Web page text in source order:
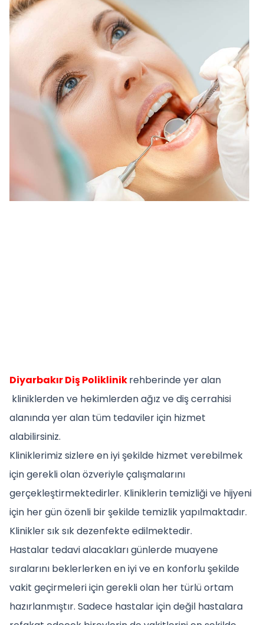
Diyarbakır Diş Poliklinikrehberinde yer alan
kliniklerden ve hekimlerden ağız ve diş cerrahisi
alanında yer alan tüm tedaviler için hizmet
alabilirsiniz.
Kliniklerimiz sizlere en iyi şekilde hizmet verebilmek
için gerekli olan özveriyle çalışmalarını
gerçekleştirmektedirler. Kliniklerin temizliği ve hijyeni
için her gün özenli bir şekilde temizlik yapılmaktadır.
Klinikler sık sık dezenfekte edilmektedir.
Hastalar tedavi alacakları günlerde muayene
sıralarını beklerlerken en iyi ve en konforlu şekilde
vakit geçirmeleri için gerekli olan her türlü ortam
hazırlanmıştır. Sadece hastalar için değil hastalara